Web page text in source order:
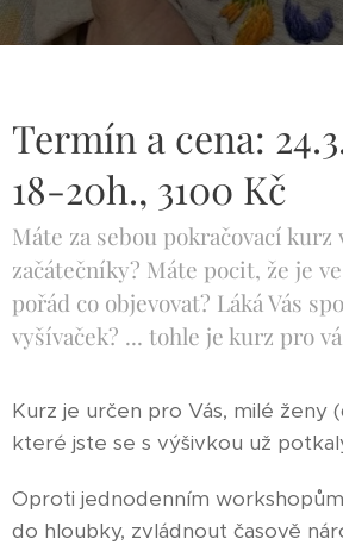
Termín a cena:
18-20h., 3100 Kč
Máte za sebou pokračovací
začátečníky? Máte pocit, že je
pořád co objevovat? Láká Vás
vyšívaček? ... tohle je kurz pro
Kurz je určen pro Vás, milé ženy
které jste se s výšivkou už
Oproti jednodenním
do hloubky, zvládnout časově